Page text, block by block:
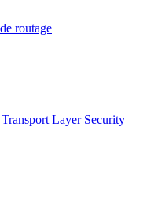
routage
Layer Security